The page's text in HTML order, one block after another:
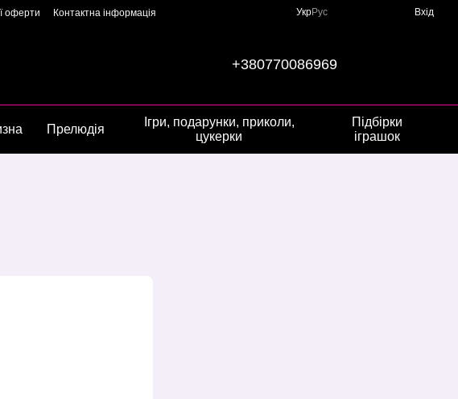
оферти
Контактна інформація
УкрРус Вхід
+380770086969
Прелюдія
Ігри, подарунки, приколи,
цукерки
Підбірки
іграшок